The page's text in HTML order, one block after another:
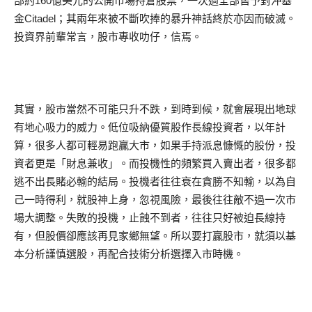
金Citadel；其兩年來被不斷吹捧的暴升神話終於亦因而破滅。
投資界前輩常言，股市專收叻仔，信焉。
其實，股市當然不可能只升不跌，到時到候，就會展現出地球
有地心吸力的威力。低位吸納優質股作長線投資者，以年計
算，很多人都可輕易跑贏大市，如果手持派息慷慨的股份，投
資者更是「財息兼收」。而投機性的頻繁買入賣出者，很多都
逃不出長賭必輸的結局。投機者往往衰在貪勝不知輸，以為自
己一時得利，就股神上身，忽視風險，最後往往敵不過一次市
場大調整。失敗的投機，止蝕不到者，往往只好被迫長線持
有，但股價卻應該再見家鄉無望。所以要打贏股市，就須以基
本分析謹慎選股，再配合技術分析選擇入市時機。